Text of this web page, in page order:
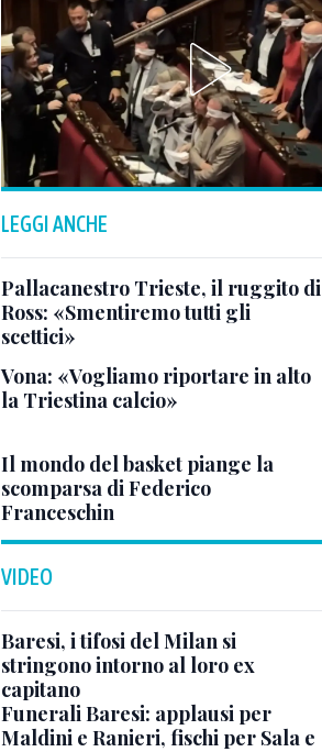
LEGGI ANCHE
Pallacanestro Trieste, il ruggito di
Ross: «Smentiremo tutti gli
scettici»
Vona: «Vogliamo riportare in alto
la Triestina calcio»
Il mondo del basket piange la
scomparsa di Federico
Franceschin
VIDEO
Baresi, i tifosi del Milan si
stringono intorno al loro ex
capitano
Funerali Baresi: applausi per
Maldini e Ranieri, fischi per Sala e